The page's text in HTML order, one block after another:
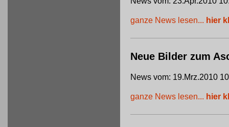
ganze News lesen... hier
Neue Bilder zum
News vom: 19.Mrz.2010
ganze News lesen... hier